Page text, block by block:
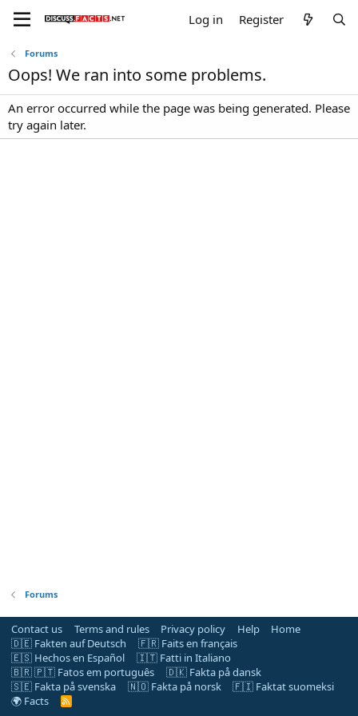
Log in Register
Forums
Oops! We ran into some problems.
An error occurred while the page was being generated. Please
try again later.
Forums
Contact us Terms and rules Privacy policy Help
Home
🇩🇪 Fakten auf Deutsch
🇫🇷 Faits en français
🇪🇸 Hechos en Español
🇮🇹 Fatti in Italiano
🇧🇷 🇵🇹 Fatos em português
🇩🇰 Fakta på dansk
🇸🇪 Fakta på svenska
🇳🇴 Fakta på norsk
🇫🇮 Faktat suomeksi
🌍 Facts
R